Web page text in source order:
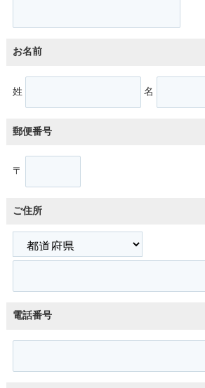
お名前
姓 名
郵便番号
〒
ご住所
電話番号